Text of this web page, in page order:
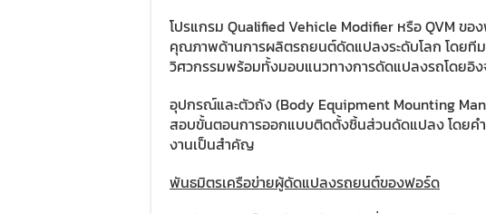
โปรแกรม Qualified Vehicle Modifier หรือ QVM ข
คุณภาพด้านการผลิตรถยนต์ดัดแปลงระดับโลก โดยทีม
วิศวกรรมพร้อมทั้งมอบแนวทางการดัดแปลงรถโดยอิ
อุปกรณ์และตัวถัง (Body Equipment Mounting
สอบขั้นตอนการออกแบบติดตั้งชิ้นส่วนดัดแปลง โดยค
งานเป็นสำคัญ
พันธมิตรเครือข่ายผู้ดัดแปลงรถยนต์ของฟอร์ด